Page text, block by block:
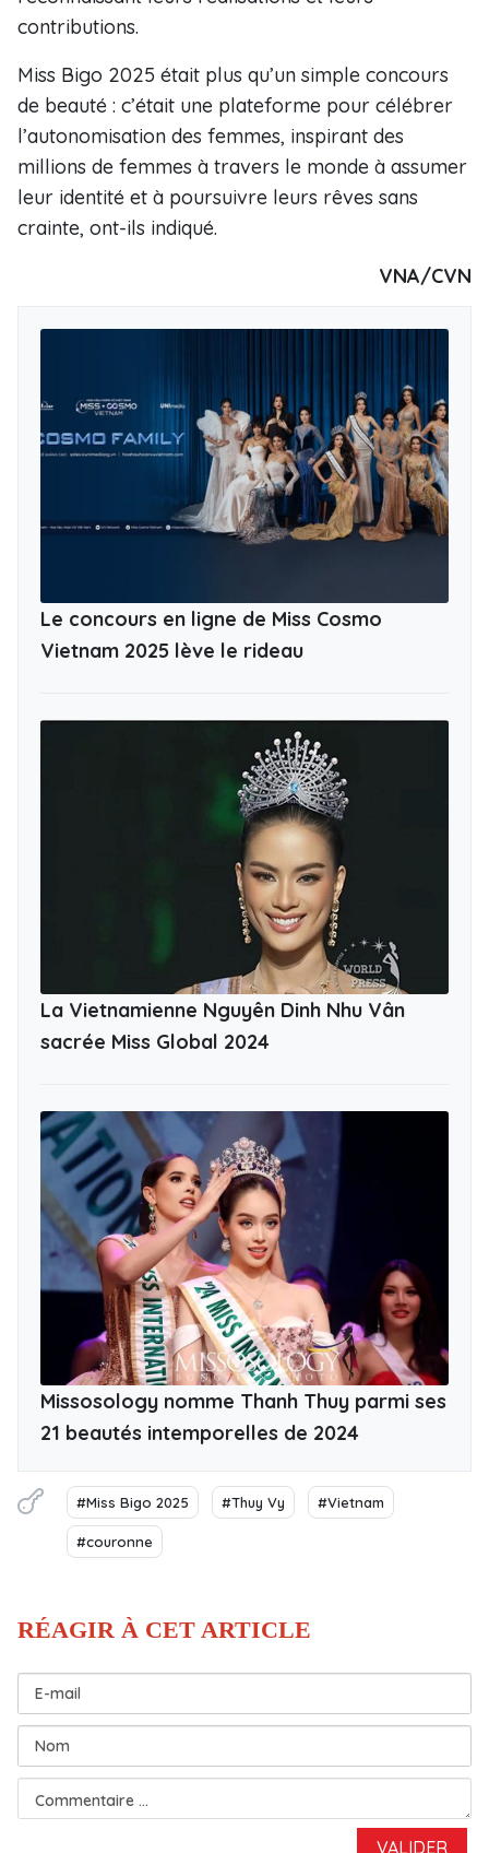
contributions.
Miss Bigo 2025 était plus qu’un simple concours
de beauté : c’était une plateforme pour célébrer
l’autonomisation des femmes, inspirant des
millions de femmes à travers le monde à assumer
leur identité et à poursuivre leurs rêves sans
crainte, ont-ils indiqué.
VNA/CVN
Le concours en ligne de Miss Cosmo
Vietnam 2025 lève le rideau
La Vietnamienne Nguyên Dinh Nhu Vân
sacrée Miss Global 2024
Missosology nomme Thanh Thuy parmi ses
21 beautés intemporelles de 2024
#Miss Bigo 2025 #Thuy Vy #Vietnam
#couronne